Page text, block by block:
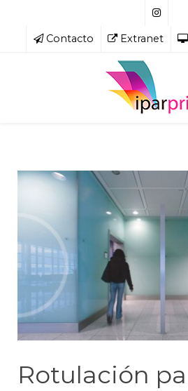
Contacto Extranet
Rotulación